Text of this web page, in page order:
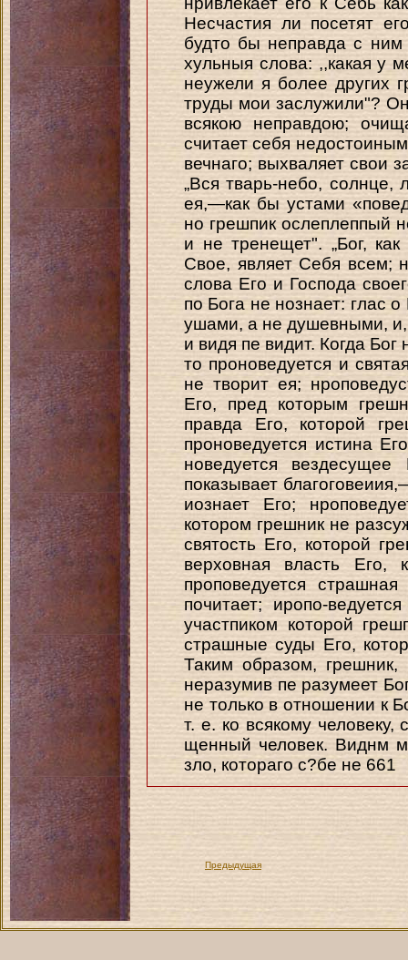
Несчастия ли посетят
будто бы неправда с ним
хульныя слова: ,,какая у
неужели я более других
труды мои заслужили"?
всякою неправдою;
считает себя
вечнаго; выхваляет свои
„Вся тварь-небо, солнце,
ея,—как бы устами
но грешпик ослеплеппый
и не тренещет". „Бог,
Свое, являет Себя всем;
слова Его и Господа
по Бога не нознает: глас
ушами, а не душевными,
и видя пе видит. Когда
то проноведуется и
не творит ея;
Его, пред которым
правда Его, которой
проноведуется истина
новедуется
показывает
иознает Его;
котором грешник не
святость Его, которой
верховная власть Его,
проповедуется
почитает; иропо-
участпиком которой
страшные суды Его,
Таким образом,
неразумив пе разумеет
не только в отношении к
т. е. ко всякому
щенный человек. Виднм
зло, котораго с?бе не 661
Предыдущая